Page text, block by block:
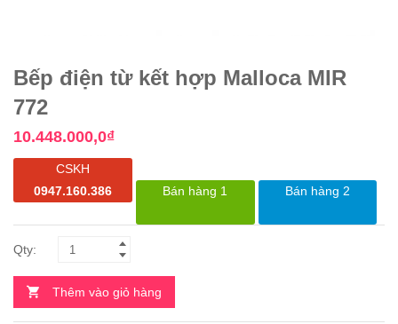
Bếp điện từ kết hợp Malloca MIR
772
10.448.000,0₫
CSKH
0947.160.386
Bán hàng 1 Bán hàng 2
Thêm vào giỏ hàng